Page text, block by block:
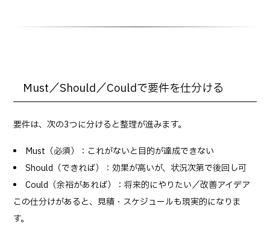
Must／Should／Couldで要件を仕分ける
要件は、次の3つに分けると整理が進みます。
Must（必須）：これがないと目的が達成できない
Should（できれば）：効果が高いが、状況次第で後回し可
Could（余裕があれば）：将来的にやりたい／改善アイデア
この仕分けがあると、見積・スケジュールも現実的になりま
す。